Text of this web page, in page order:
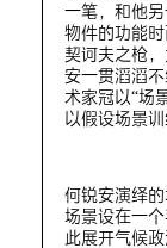
一笔，和他
物件的功能
契诃夫之枪
安一贯滔滔
术家冠以“场
以假设场景
何锐安演绎
场景设在一
此展开气候